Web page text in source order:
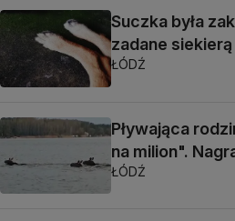
Suczka była
zadane siekierą
ŁÓDŹ
Pływająca
na milion".
ŁÓDŹ